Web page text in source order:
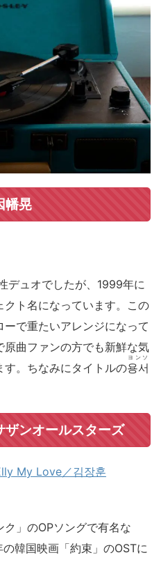
幡晃
デュオでしたが、1999年に
ト名になっています。この
で重たいアレンジになって
曲ファンの方でも新鮮な気
。ちなみにタイトルの용서
ヨンソ
ンオールスターズ
My Love／김장훈
」のOPソングで有名な
韓国映画「約束」のOSTに